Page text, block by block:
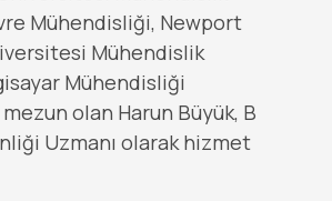
Mühendislik
Mühendisliği, Newport
Mühendislik
Mühendisliği
olan Harun Büyük, B
Uzmanı olarak hizmet